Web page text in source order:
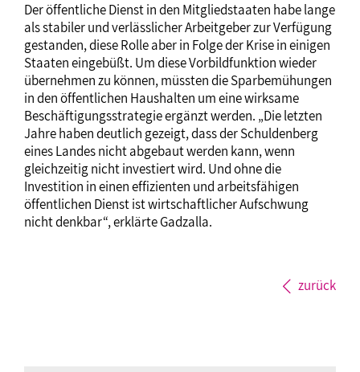
Der öffentliche Dienst in den Mitgliedstaaten habe lange
als stabiler und verlässlicher Arbeitgeber zur Verfügung
gestanden, diese Rolle aber in Folge der Krise in einigen
Staaten eingebüßt. Um diese Vorbildfunktion wieder
übernehmen zu können, müssten die Sparbemühungen
in den öffentlichen Haushalten um eine wirksame
Beschäftigungsstrategie ergänzt werden. „Die letzten
Jahre haben deutlich gezeigt, dass der Schuldenberg
eines Landes nicht abgebaut werden kann, wenn
gleichzeitig nicht investiert wird. Und ohne die
Investition in einen effizienten und arbeitsfähigen
öffentlichen Dienst ist wirtschaftlicher Aufschwung
nicht denkbar“, erklärte Gadzalla.
zurück